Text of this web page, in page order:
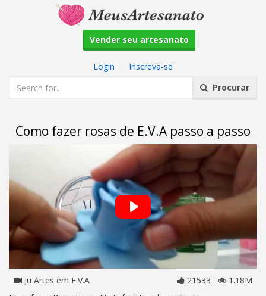
Vender seu artesanato
Login
Inscreva-se
Procurar
Como fazer rosas de E.V.A passo a passo
Ju Artes em E.V.A 21533 1.18M